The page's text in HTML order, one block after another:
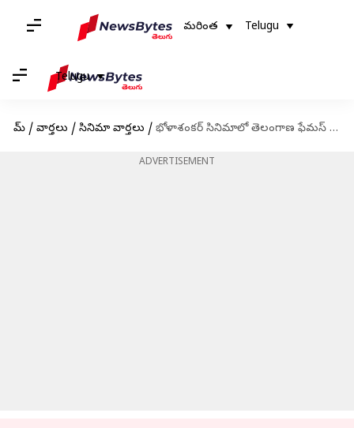
మరింత Telugu
Telugu
హోమ్ / వార్తలు / సినిమా వార్తలు / భోళాశంకర్ సినిమాలో తెలంగాణ ఫేమస్ ఫోక్ సాంగ్: ఇప్పుడే రిలీజ్
ADVERTISEMENT